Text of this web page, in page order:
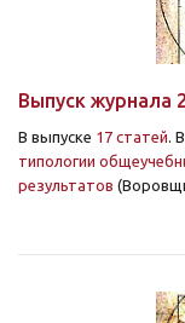
Выпуск журнала
В выпуске 17 статей.
типологии
результатов